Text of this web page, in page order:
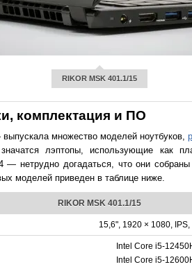
RIKOR MSK 401.1/15
комплектация и ПО
выпускала множество моделей ноутбуков,
лэптопы, использующие как
— нетрудно догадаться, что они
моделей приведен в таблице ниже.
RIKOR MSK 401.1/15
15,6", 1920 × 1080, IPS,
Intel Core i5-
Intel Core i5-